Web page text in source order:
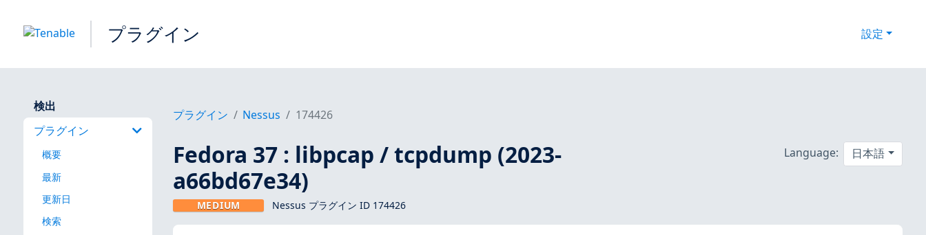
プラグイン 設定
検出
プラグイン
概要
最新
更新日
検索
プラグイン Nessus 174426
Fedora 37 : libpcap / tcpdump (2023-
a66bd67e34)
MEDIUM Nessus プラグイン ID 174426
Language: 日本語